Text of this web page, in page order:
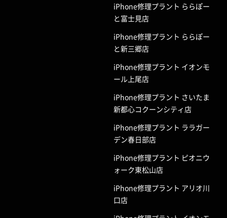
iPhone修理プラント ららぽー
と富士見店
iPhone修理プラント ららぽー
と新三郷店
iPhone修理プラント イオンモ
ール上尾店
iPhone修理プラント さいたま
新都心コクーンシティ店
iPhone修理プラント ララガー
デン春日部店
iPhone修理プラント ピオニウ
ォーク東松山店
iPhone修理プラント アリオ川
口店